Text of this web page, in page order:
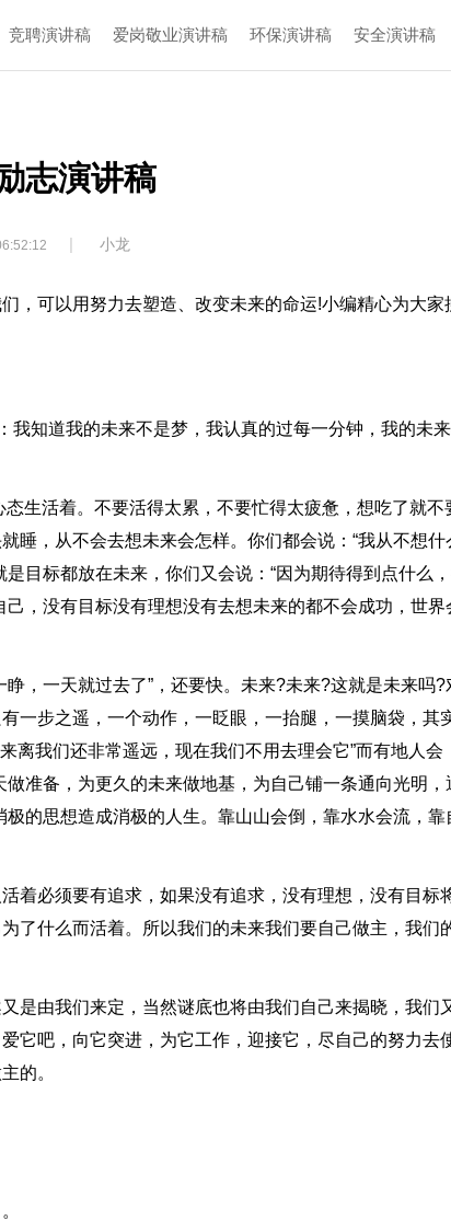
竞聘演讲稿 爱岗敬业演讲稿 环保演讲稿 安全演讲稿
志演讲稿
| 小龙
，可以用努力去塑造、改变未来的命运!小编精心为大家
我知道我的未来不是梦，我认真的过每一分钟，我的未
生活着。不要活得太累，不要忙得太疲惫，想吃了就不
睡，从不会去想未来会怎样。你们都会说：“我从不想什
目标都放在未来，你们又会说：“因为期待得到点什么
，没有目标没有理想没有去想未来的都不会成功，世界
，一天就过去了”，还要快。未来?未来?这就是未来吗?
一步之遥，一个动作，一眨眼，一抬腿，一摸脑袋，其
离我们还非常遥远，现在我们不用去理会它”而有地人会
准备，为更久的未来做地基，为自己铺一条通向光明，
的思想造成消极的人生。靠山山会倒，靠水水会流，靠
着必须要有追求，如果没有追求，没有理想，没有目标
了什么而活着。所以我们的未来我们要自己做主，我们
是由我们来定，当然谜底也将由我们自己来揭晓，我们
它吧，向它突进，为它工作，迎接它，尽自己的努力去
的。